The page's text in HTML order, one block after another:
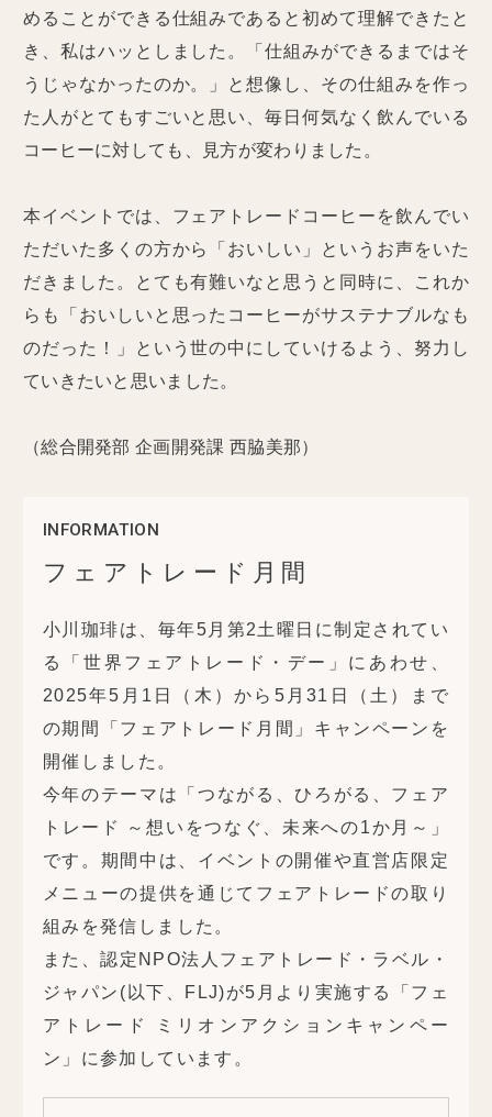
めることができる仕組みであると初めて理解できたと
き、私はハッとしました。「仕組みができるまではそ
うじゃなかったのか。」と想像し、その仕組みを作っ
た人がとてもすごいと思い、毎日何気なく飲んでいる
コーヒーに対しても、見方が変わりました。
本イベントでは、フェアトレードコーヒーを飲んでい
ただいた多くの方から「おいしい」というお声をいた
だきました。とても有難いなと思うと同時に、これか
らも「おいしいと思ったコーヒーがサステナブルなも
のだった！」という世の中にしていけるよう、努力し
ていきたいと思いました。
（総合開発部 企画開発課 西脇美那）
INFORMATION
フェアトレード月間
小川珈琲は、毎年5月第2土曜日に制定されてい
る「世界フェアトレード・デー」にあわせ、
2025年5月1日（木）から5月31日（土）まで
の期間「フェアトレード月間」キャンペーンを
開催しました。
今年のテーマは「つながる、ひろがる、フェア
トレード ～想いをつなぐ、未来への1か月～」
です。期間中は、イベントの開催や直営店限定
メニューの提供を通じてフェアトレードの取り
組みを発信しました。
また、認定NPO法人フェアトレード・ラベル・
ジャパン(以下、FLJ)が5月より実施する「フェ
アトレード ミリオンアクションキャンペー
ン」に参加しています。